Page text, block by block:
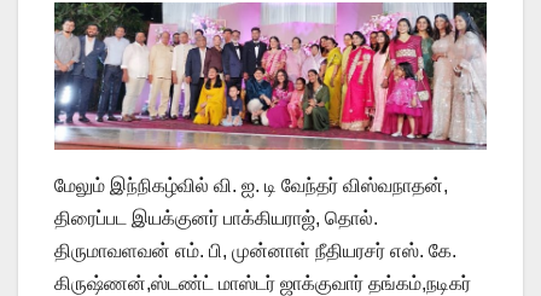
மேலும் இந்நிகழ்வில் வி. ஐ. டி வேந்தர் விஸ்வநாதன்,
திரைப்பட இயக்குனர் பாக்கியராஜ், தொல்.
திருமாவளவன் எம். பி, முன்னாள் நீதியரசர் எஸ். கே.
கிருஷ்ணன்,ஸ்டண்ட் மாஸ்டர் ஜாக்குவார் தங்கம்,நடிகர்